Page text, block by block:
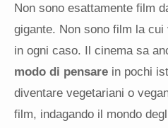
Non sono esattamente film
gigante. Non sono film la
in ogni caso. Il cinema sa
modo di pensare in pochi
diventare vegetariani o
film, indagando il mondo